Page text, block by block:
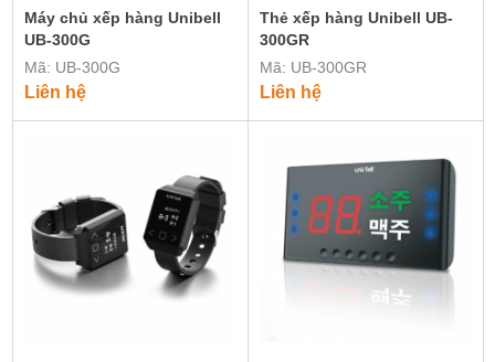
Máy chủ xếp hàng Unibell
UB-300G
Mã: UB-300G
Liên hệ
Thẻ xếp hàng Unibell UB-
300GR
Mã: UB-300GR
Liên hệ